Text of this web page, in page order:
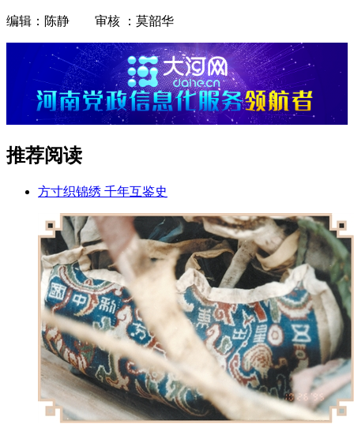
编辑：陈静 审核 ：莫韶华
推荐阅读
方寸织锦绣 千年互鉴史